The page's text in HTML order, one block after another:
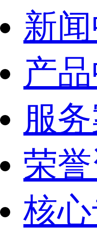
新
产
服
荣
核